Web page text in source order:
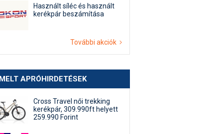
Használt síléc és használt
kerékpár beszámítása
További akciók
APRÓHIRDETÉSEK
Cross Travel női trekking
kerékpár, 309.990ft helyett
259.990 Forint